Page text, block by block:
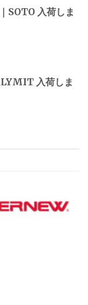
SOTO 入荷しま
入荷しま